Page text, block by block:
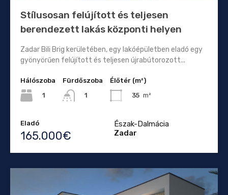
Stílusosan felújított és teljesen
berendezett lakás központi helyen
Zadar Bili Brig kerületében, egy lakóépületben eladó egy
gyönyörűen felújított és teljesen újrabútorozott...
Hálószoba
1
Fürdőszoba
1
Élőtér (m²)
35 m²
Eladó
165.000€
Észak-Dalmácia
Zadar